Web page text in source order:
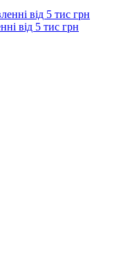
від 5 тис грн